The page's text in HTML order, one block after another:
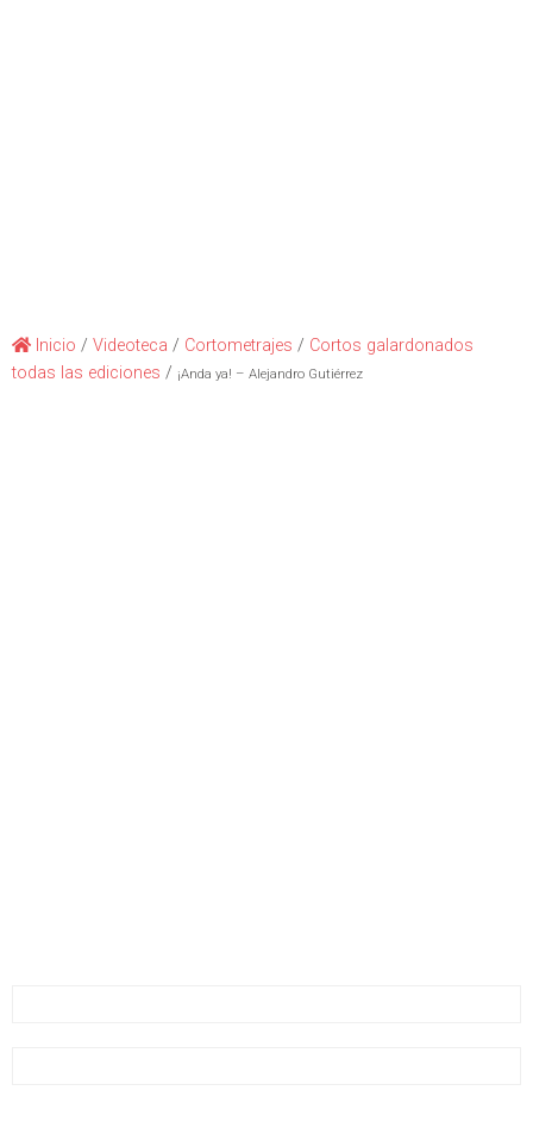
Inicio / Videoteca / Cortometrajes / Cortos galardonados
todas las ediciones / ¡Anda ya! – Alejandro Gutiérrez